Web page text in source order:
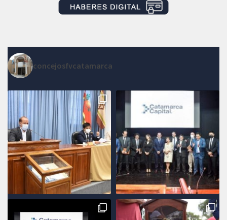
concejosfvcatamarca